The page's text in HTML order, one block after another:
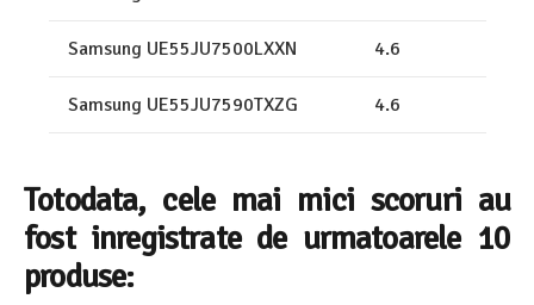
Samsung UE55JU7500LXXN 4.6
Samsung UE55JU7590TXZG 4.6
Totodata, cele mai mici scoruri au
fost inregistrate de urmatoarele 10
produse: